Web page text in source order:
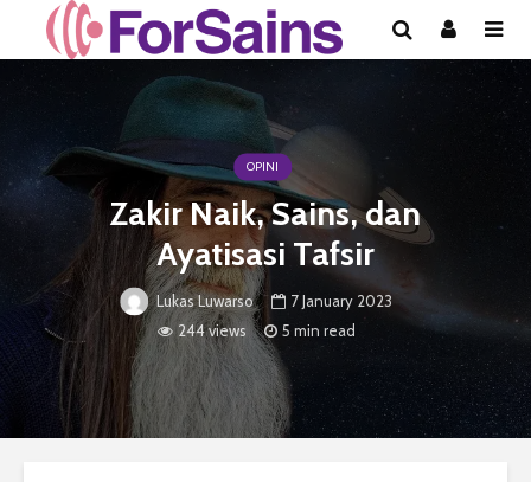
OPINI
Zakir Naik, Sains, dan
Ayatisasi Tafsir
Lukas Luwarso
7 January 2023
244 views
5 min read